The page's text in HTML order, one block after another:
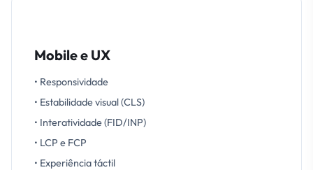
Mobile e UX
• Responsividade
• Estabilidade visual (CLS)
• Interatividade (FID/INP)
• LCP e FCP
• Experiência táctil